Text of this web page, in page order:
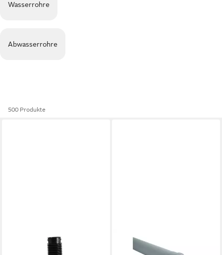
Wasserrohre
Abwasserrohre
500 Produkte
MARLEY DEUTSCHLAND GMBH
HT-Rohr Marley HT-
MARLEY DEUTSCHLAND GMBH
HT-Rohr Marley HT-Rohr DN